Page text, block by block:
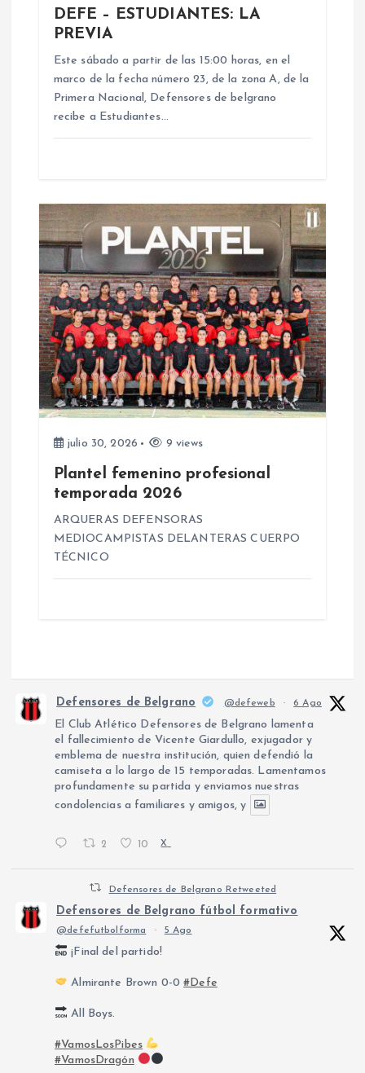
a
d
a
s
DEFE – ESTUDIANTES: LA
PREVIA
Este sábado a partir de las 15:00 horas, en el
marco de la fecha número 23, de la zona A, de la
Primera Nacional, Defensores de belgrano
recibe a Estudiantes…
julio 30, 2026 9 views
Plantel femenino profesional
temporada 2026
ARQUERAS DEFENSORAS
MEDIOCAMPISTAS DELANTERAS CUERPO
TÉCNICO
Defensores de Belgrano @defeweb · 6 Ago
El Club Atlético Defensores de Belgrano lamenta
el fallecimiento de Vicente Giardullo, exjugador y
emblema de nuestra institución, quien defendió la
camiseta a lo largo de 15 temporadas. Lamentamos
profundamente su partida y enviamos nuestras
condolencias a familiares y amigos, y
2 10 X
Defensores de Belgrano Retweeted
Defensores de Belgrano fútbol formativo
@defefutbolforma · 5 Ago
¡Final del partido!
Almirante Brown 0-0#Defe
All Boys.
#VamosLosPibes
#VamosDragón